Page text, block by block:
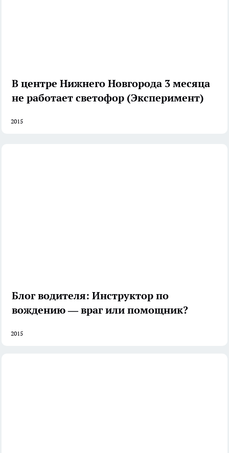
В центре Нижнего Новгорода 3 месяца
не работает светофор (Эксперимент)
2015
Блог водителя: Инструктор по
вождению — враг или помощник?
2015